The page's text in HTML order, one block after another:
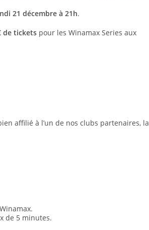
21 décembre à 21h.
de tickets pour les Winamax Series aux
affilié à l’un de nos clubs partenaires, la
de 5 minutes.